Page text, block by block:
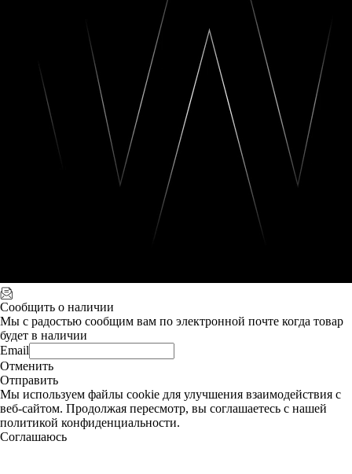
Сообщить о наличии
Мы с радостью сообщим вам по электронной почте когда товар
будет в наличии
Email
Отменить
Отправить
Мы используем файлы cookie для улучшения взаимодействия с
веб-сайтом. Продолжая пересмотр, вы соглашаетесь с нашей
политикой конфиденциальности.
Соглашаюсь